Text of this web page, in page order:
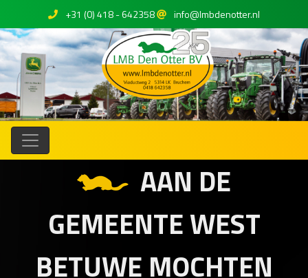
+31 (0) 418 - 642358 info@lmbdenotter.nl
AAN DE
GEMEENTE WEST
BETUWE MOCHTEN